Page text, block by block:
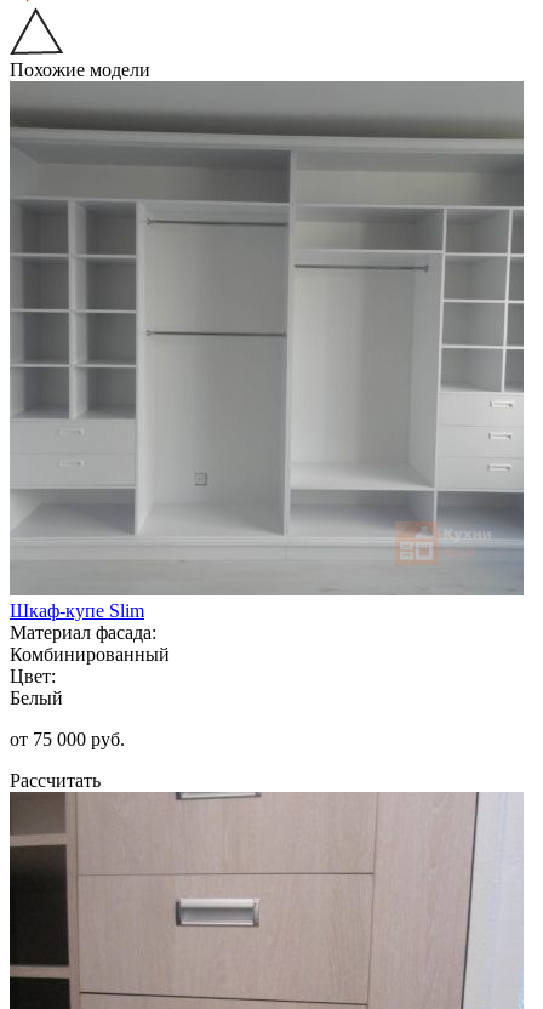
Похожие модели
Шкаф-купе Slim
Материал фасада:
Комбинированный
Цвет:
Белый
от 75 000 руб.
Рассчитать